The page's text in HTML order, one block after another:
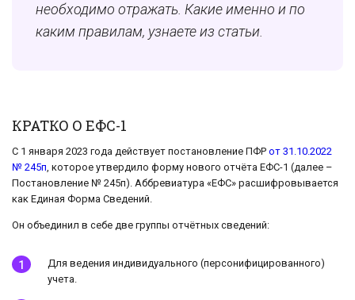
необходимо отражать. Какие именно и по
каким правилам, узнаете из статьи.
КРАТКО О ЕФС-1
С 1 января 2023 года действует постановление ПФР от 31.10.2022
№ 245п, которое утвердило форму нового отчёта ЕФС-1 (далее –
Постановление № 245п). Аббревиатура «ЕФС» расшифровывается
как Единая Форма Сведений.
Он объединил в себе две группы отчётных сведений:
Для ведения индивидуального (персонифицированного)
учета.